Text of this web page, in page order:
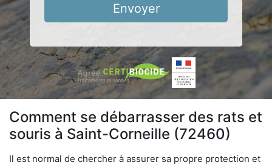
Envoyer
Comment se débarrasser des rats et
souris à Saint-Corneille (72460)
Il est normal de chercher à assurer sa propre protection et